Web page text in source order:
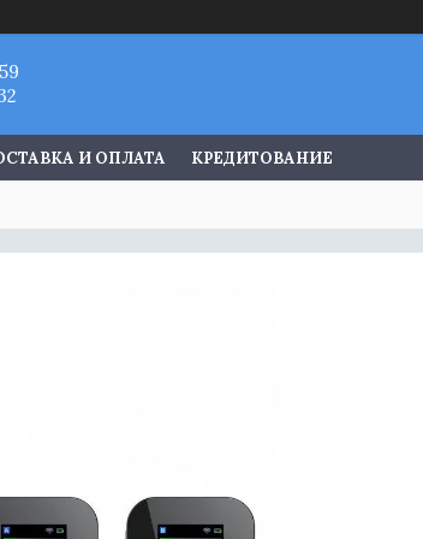
И ОПЛАТА КРЕДИТОВАНИЕ